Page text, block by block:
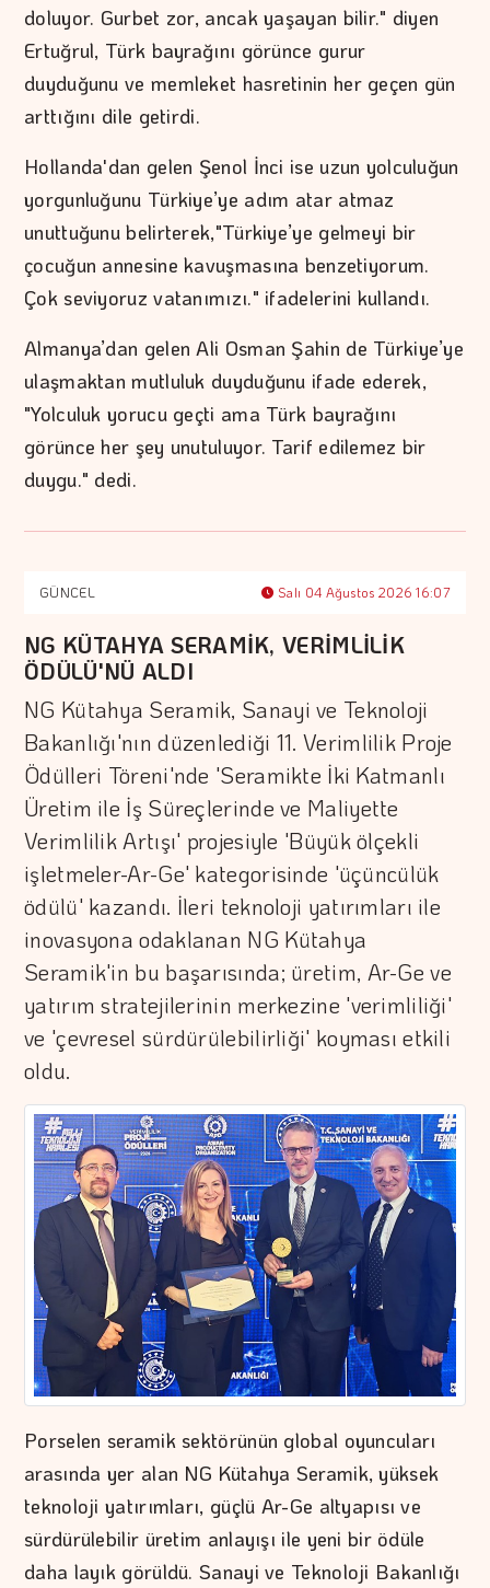
doluyor. Gurbet zor, ancak yaşayan bilir." diyen
Ertuğrul, Türk bayrağını görünce gurur
duyduğunu ve memleket hasretinin her geçen gün
arttığını dile getirdi.
Hollanda'dan gelen Şenol İnci ise uzun yolculuğun
yorgunluğunu Türkiye’ye adım atar atmaz
unuttuğunu belirterek,"Türkiye’ye gelmeyi bir
çocuğun annesine kavuşmasına benzetiyorum.
Çok seviyoruz vatanımızı." ifadelerini kullandı.
Almanya’dan gelen Ali Osman Şahin de Türkiye’ye
ulaşmaktan mutluluk duyduğunu ifade ederek,
"Yolculuk yorucu geçti ama Türk bayrağını
görünce her şey unutuluyor. Tarif edilemez bir
duygu." dedi.
GÜNCEL Salı 04 Ağustos 2026 16:07
NG KÜTAHYA SERAMİK, VERİMLİLİK
ÖDÜLÜ'NÜ ALDI
NG Kütahya Seramik, Sanayi ve Teknoloji
Bakanlığı'nın düzenlediği 11. Verimlilik Proje
Ödülleri Töreni'nde 'Seramikte İki Katmanlı
Üretim ile İş Süreçlerinde ve Maliyette
Verimlilik Artışı' projesiyle 'Büyük ölçekli
işletmeler-Ar-Ge' kategorisinde 'üçüncülük
ödülü' kazandı. İleri teknoloji yatırımları ile
inovasyona odaklanan NG Kütahya
Seramik'in bu başarısında; üretim, Ar-Ge ve
yatırım stratejilerinin merkezine 'verimliliği'
ve 'çevresel sürdürülebilirliği' koyması etkili
oldu.
Porselen seramik sektörünün global oyuncuları
arasında yer alan NG Kütahya Seramik, yüksek
teknoloji yatırımları, güçlü Ar-Ge altyapısı ve
sürdürülebilir üretim anlayışı ile yeni bir ödüle
daha layık görüldü. Sanayi ve Teknoloji Bakanlığı